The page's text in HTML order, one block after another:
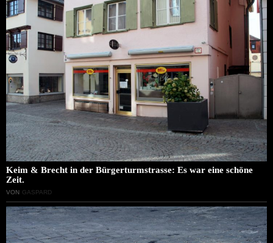
Keim & Brecht in der Bürgerturmstrasse: Es war eine schöne
Zeit.
VON GASPARD